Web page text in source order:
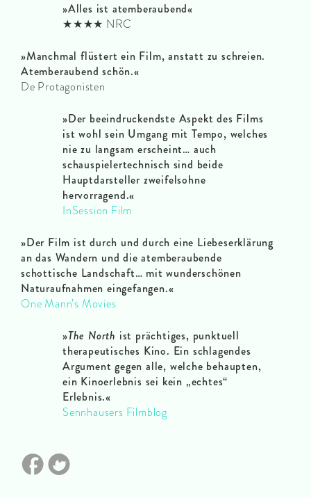
»Alles ist atemberaubend«
★★★★ NRC
»Manchmal flüstert ein Film, anstatt zu schreien.
Atemberaubend schön.«
De Protagonisten
»Der beeindruckendste Aspekt des Films
ist wohl sein Umgang mit Tempo, welches
nie zu langsam erscheint… auch
schauspielertechnisch sind beide
Hauptdarsteller zweifelsohne
hervorragend.«
InSession Film
»Der Film ist durch und durch eine Liebeserklärung
an das Wandern und die atemberaubende
schottische Landschaft… mit wunderschönen
Naturaufnahmen eingefangen.«
One Mann’s Movies
»The North ist prächtiges, punktuell
therapeutisches Kino. Ein schlagendes
Argument gegen alle, welche behaupten,
ein Kinoerlebnis sei kein „echtes“
Erlebnis.«
Sennhausers Filmblog